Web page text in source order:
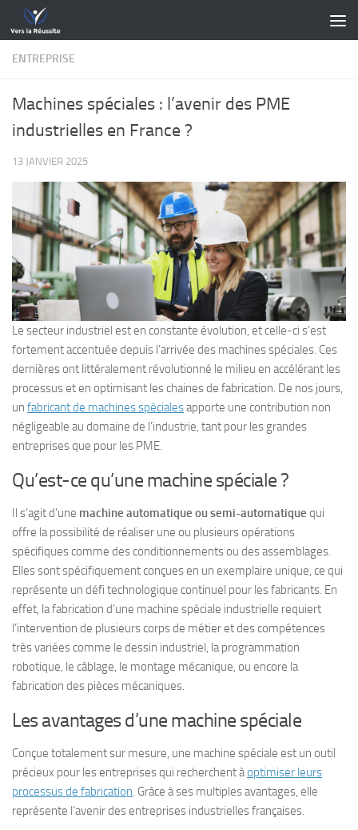
Skip to content
ENTREPRISE
Machines spéciales : l’avenir des PME
industrielles en France ?
13 JANVIER 2025
Le secteur industriel est en constante évolution, et celle-ci s’est
fortement accentuée depuis l’arrivée des machines spéciales. Ces
dernières ont littéralement révolutionné le milieu en accélérant les
processus et en optimisant les chaines de fabrication. De nos jours,
un fabricant de machines spécialesapporte une contribution non
négligeable au domaine de l’industrie, tant pour les grandes
entreprises que pour les PME.
Qu’est-ce qu’une machine spéciale ?
Il s’agit d’une machine automatique ou semi-automatique qui
offre la possibilité de réaliser une ou plusieurs opérations
spécifiques comme des conditionnements ou des assemblages.
Elles sont spécifiquement conçues en un exemplaire unique, ce qui
représente un défi technologique continuel pour les fabricants. En
effet, la fabrication d’une machine spéciale industrielle requiert
l’intervention de plusieurs corps de métier et des compétences
très variées comme le dessin industriel, la programmation
robotique, le câblage, le montage mécanique, ou encore la
fabrication des pièces mécaniques.
Les avantages d’une machine spéciale
Conçue totalement sur mesure, une machine spéciale est un outil
précieux pour les entreprises qui recherchent àoptimiser leurs
processus de fabrication. Grâce à ses multiples avantages, elle
représente l’avenir des entreprises industrielles françaises.